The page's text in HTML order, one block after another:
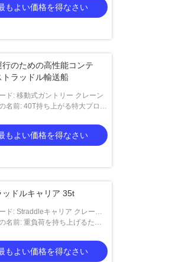
もよい価格を得なさい
行のための高性能コンテ
トラッドル輸送船
ド: 移動式ガントリー クレーン
名前: 40T持ち上がる特大プロダ
もよい価格を得なさい
ッドルキャリア 35t
ド: Straddleキャリア クレーン
名前: 重負荷を持ち上げるため
もよい価格を得なさい